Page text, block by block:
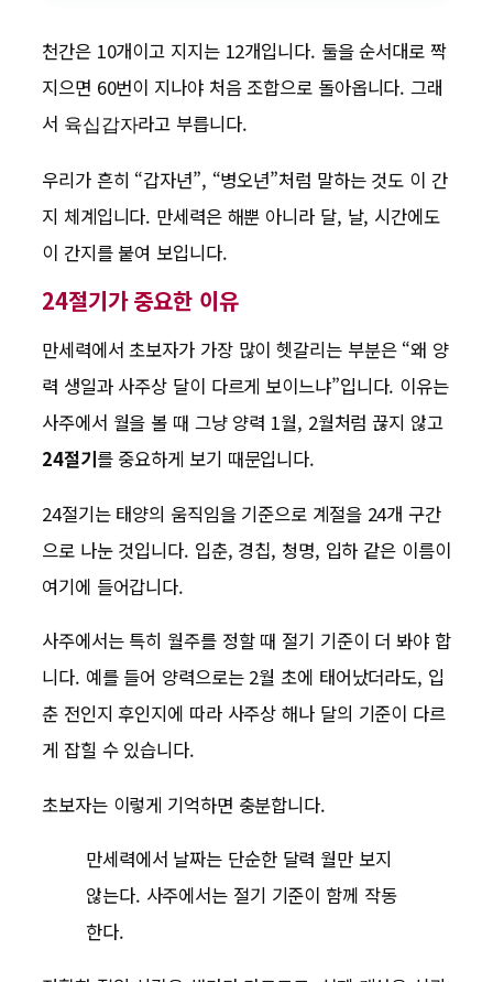
천간은 10개이고 지지는 12개입니다. 둘을 순서대로 짝
지으면 60번이 지나야 처음 조합으로 돌아옵니다. 그래
서 육십갑자라고 부릅니다.
우리가 흔히 “갑자년”, “병오년”처럼 말하는 것도 이 간
지 체계입니다. 만세력은 해뿐 아니라 달, 날, 시간에도
이 간지를 붙여 보입니다.
24절기가 중요한 이유
만세력에서 초보자가 가장 많이 헷갈리는 부분은 “왜 양
력 생일과 사주상 달이 다르게 보이느냐”입니다. 이유는
사주에서 월을 볼 때 그냥 양력 1월, 2월처럼 끊지 않고
24절기를 중요하게 보기 때문입니다.
24절기는 태양의 움직임을 기준으로 계절을 24개 구간
으로 나눈 것입니다. 입춘, 경칩, 청명, 입하 같은 이름이
여기에 들어갑니다.
사주에서는 특히 월주를 정할 때 절기 기준이 더 봐야 합
니다. 예를 들어 양력으로는 2월 초에 태어났더라도, 입
춘 전인지 후인지에 따라 사주상 해나 달의 기준이 다르
게 잡힐 수 있습니다.
초보자는 이렇게 기억하면 충분합니다.
만세력에서 날짜는 단순한 달력 월만 보지
않는다. 사주에서는 절기 기준이 함께 작동
한다.